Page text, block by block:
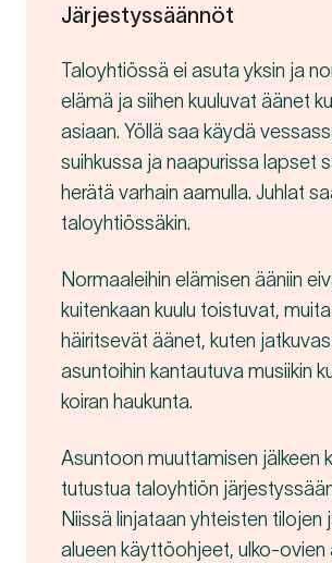
Järjestyssäännöt
Taloyhtiössä ei asuta yksin ja
elämä ja siihen kuuluvat äänet
asiaan. Yöllä saa käydä
suihkussa ja naapurissa lapset
herätä varhain aamulla. Juhlat
taloyhtiössäkin.
Normaaleihin elämisen ääniin
kuitenkaan kuulu toistuvat,
häiritsevät äänet, kuten
asuntoihin kantautuva musiikin
koiran haukunta.
Asuntoon muuttamisen jälkeen
tutustua taloyhtiön
Niissä linjataan yhteisten tilojen
alueen käyttöohjeet, ulko-ovien